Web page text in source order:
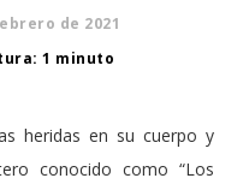
de 2021
1 minuto
heridas en su cuerpo y
conocido como “Los